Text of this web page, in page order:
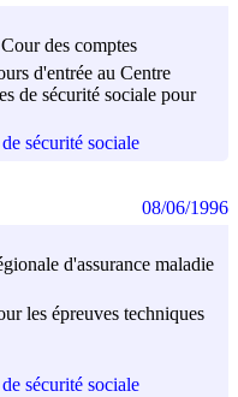
des comptes
d'entrée au Centre
de sécurité sociale pour
sécurité sociale
d'assurance maladie
les épreuves techniques
sécurité sociale
08/06/1996